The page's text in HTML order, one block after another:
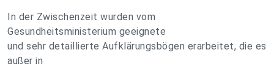
In der Zwischenzeit wurden vom
Gesundheitsministerium geeignete
und sehr detaillierte Aufklärungsbögen erarbeitet, die es
außer in